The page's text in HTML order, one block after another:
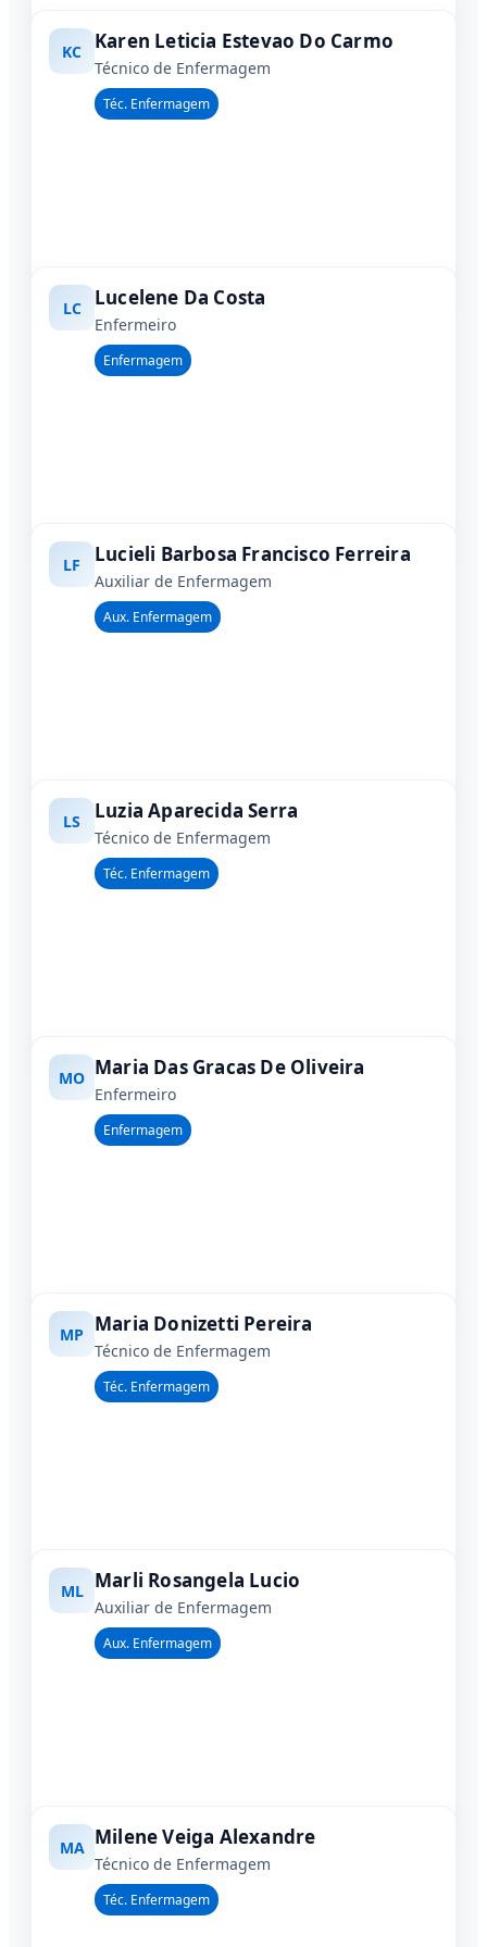
KC Karen Leticia Estevao Do Carmo
Técnico de Enfermagem
Téc. Enfermagem
LC Lucelene Da Costa
Enfermeiro
Enfermagem
LF Lucieli Barbosa Francisco Ferreira
Auxiliar de Enfermagem
Aux. Enfermagem
LS Luzia Aparecida Serra
Técnico de Enfermagem
Téc. Enfermagem
MO Maria Das Gracas De Oliveira
Enfermeiro
Enfermagem
MP Maria Donizetti Pereira
Técnico de Enfermagem
Téc. Enfermagem
ML Marli Rosangela Lucio
Auxiliar de Enfermagem
Aux. Enfermagem
MA Milene Veiga Alexandre
Técnico de Enfermagem
Téc. Enfermagem